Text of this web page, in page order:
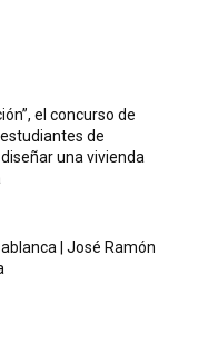
el concurso de
de
una vivienda
| José Ramón